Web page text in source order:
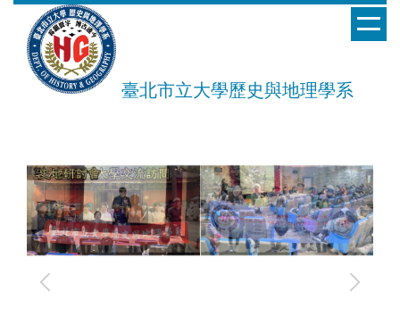
臺北市立大學歷史與地理學系